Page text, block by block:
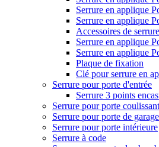
Serrure en applique
Serrure en applique
Accessoires de
Serrure en applique
Serrure en applique
Plaque de fixation
Clé pour serrure en
Serrure pour porte d'entrée
Serrure 3 points
Serrure pour porte
Serrure pour porte de garage
Serrure pour porte intérieure
Serrure à code